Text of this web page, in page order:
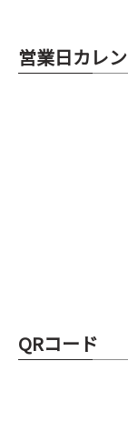
営業日カレ
QRコード